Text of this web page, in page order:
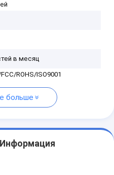
в месяц
ROHS/ISO9001
больше